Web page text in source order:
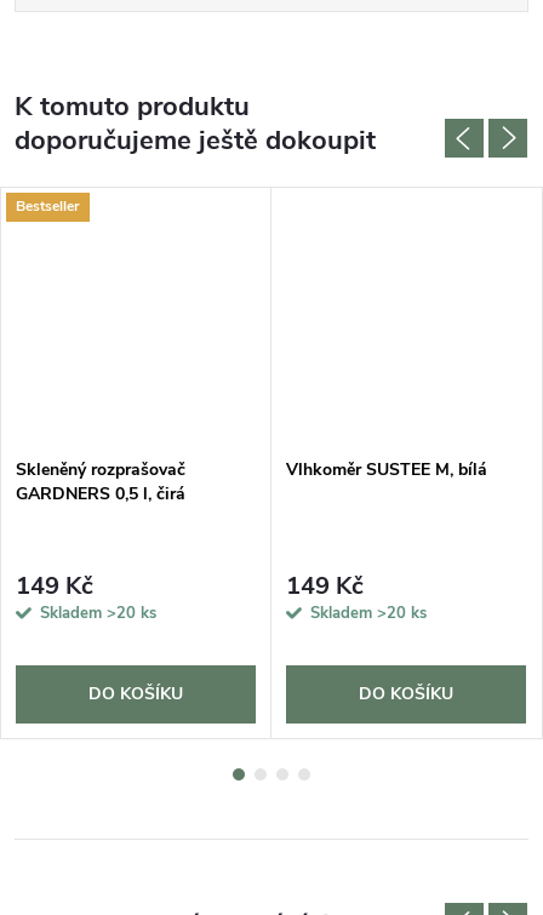
K tomuto produktu
doporučujeme ještě dokoupit
Bestseller
Skleněný rozprašovač
GARDNERS 0,5 l, čirá
149 Kč
Skladem >20 ks
DO KOŠÍKU
Vlhkoměr SUSTEE M, bílá
149 Kč
Skladem >20 ks
DO KOŠÍKU